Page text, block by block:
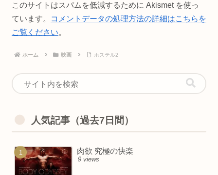
このサイトはスパムを低減するために Akismet を使っ
ています。
コメントデータの処理方法の詳細はこちらを
ご覧ください。
ホーム 映画 ホステル2
人気記事（過去7日間）
肉欲 究極の快楽
9 views